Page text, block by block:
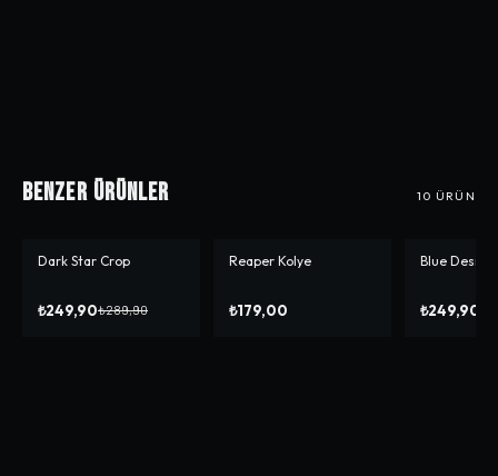
Benzer Ürünler 10 ÜRÜN
-%14
Dark Star Crop
₺249,90₺289,90
Reaper Kolye
₺179,00
-%14
Blue Design
₺249,90